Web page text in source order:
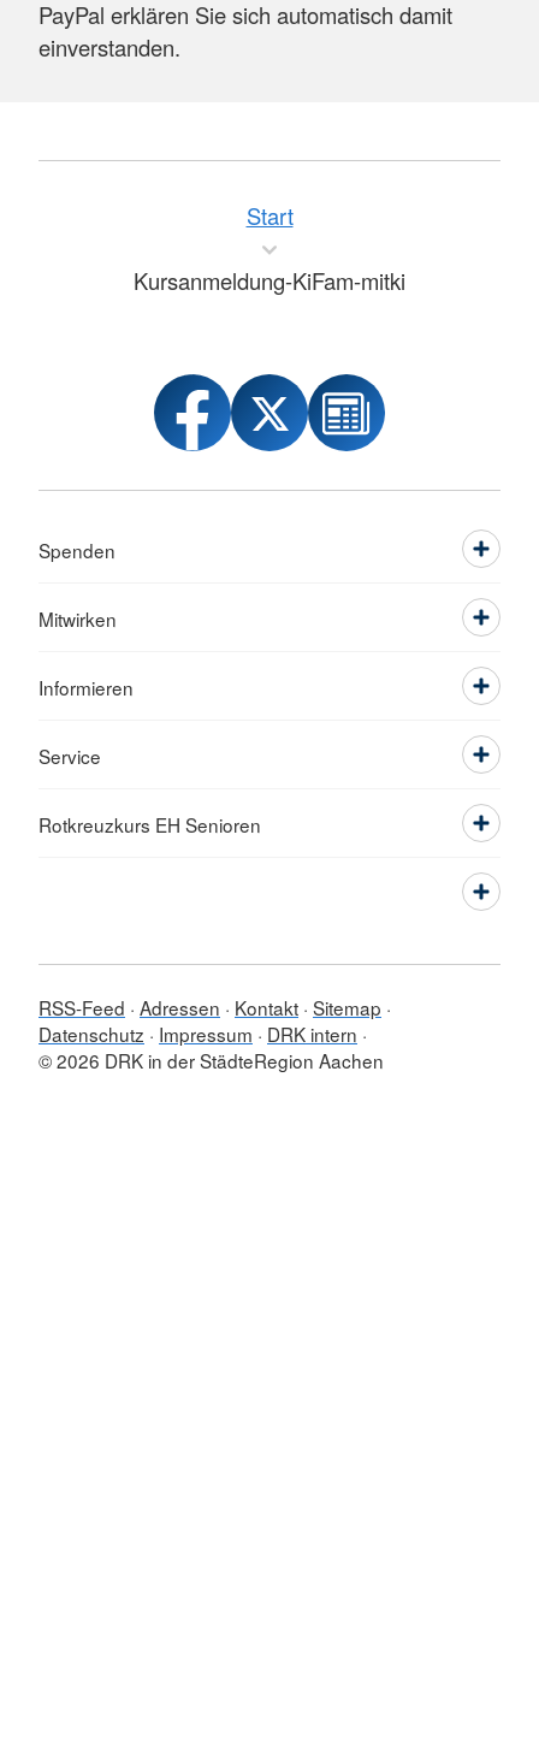
PayPal erklären Sie sich automatisch damit
einverstanden.
Start
Kursanmeldung-KiFam-mitki
Spenden
Mitwirken
Informieren
Service
Rotkreuzkurs EH Senioren
RSS-Feed Adressen Kontakt Sitemap
Datenschutz
Impressum
DRK intern
© 2026 DRK in der StädteRegion Aachen